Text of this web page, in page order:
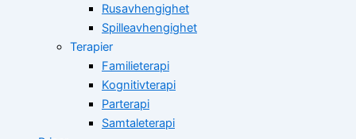
Rusavhengighet
Spilleavhengighet
Terapier
Familieterapi
Kognitivterapi
Parterapi
Samtaleterapi